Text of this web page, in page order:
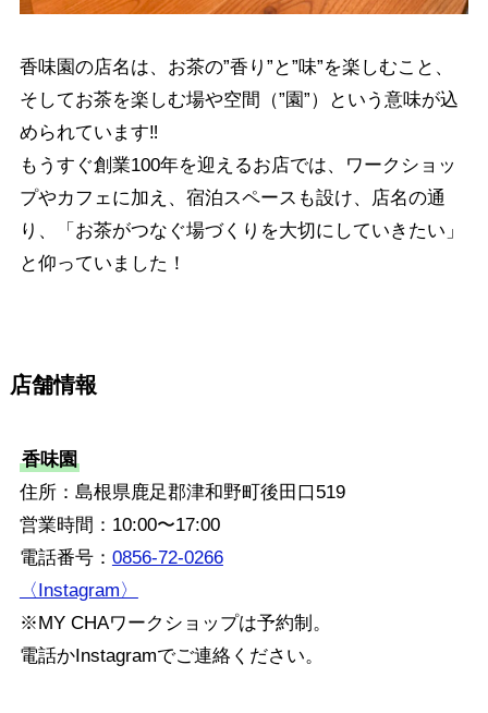
香味園の店名は、お茶の”香り”と”味”を楽しむこと、
そしてお茶を楽しむ場や空間（”園”）という意味が込
められています‼︎
もうすぐ創業100年を迎えるお店では、ワークショッ
プやカフェに加え、宿泊スペースも設け、店名の通
り、「お茶がつなぐ場づくりを大切にしていきたい」
と仰っていました！
店舗情報
香味園
住所：島根県鹿足郡津和野町後田口519
営業時間：10:00〜17:00
電話番号： 0856-72-0266
〈Instagram〉
※MY CHAワークショップは予約制。
電話かInstagramでご連絡ください。